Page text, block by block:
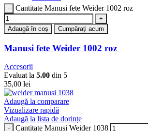
Cantitate Manusi fete Weider 1002 roz
Adaugă în coș Cumpărați acum
Manusi fete Weider 1002 roz
Accesorii
Evaluat la 5.00 din 5
35,00 lei
Adaugă la comparare
Vizualizare rapidă
Adaugă la lista de dorințe
Cantitate Manusi Weider 1038